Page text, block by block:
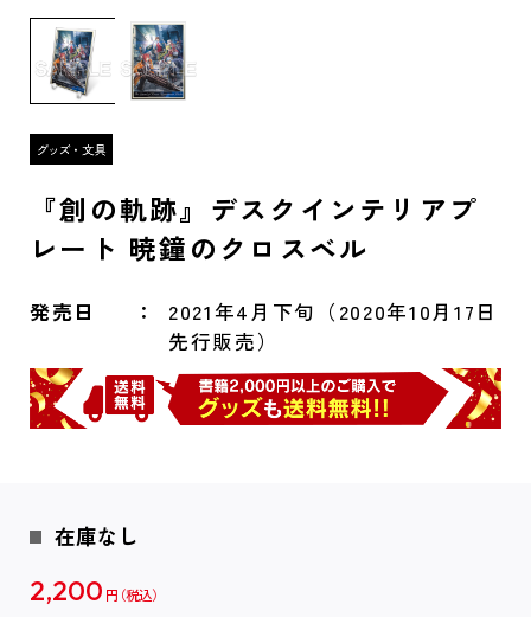
『創の軌跡』デスクインテリアプ
レート 暁鐘のクロスベル
発売日
2021年4月下旬（2020年10月17日
先行販売）
在庫なし
2,200 円